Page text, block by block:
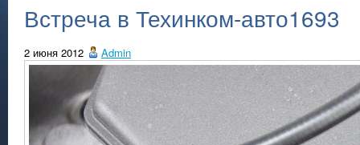
Встреча в Техинком-авто1693
2 июня 2012 Admin